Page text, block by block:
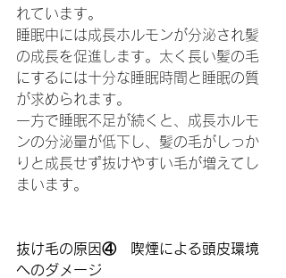
れています。
睡眠中には成長ホルモンが分泌され髪
の成長を促進します。太く長い髪の毛
にするには十分な睡眠時間と睡眠の質
が求められます。
一方で睡眠不足が続くと、成長ホルモ
ンの分泌量が低下し、髪の毛がしっか
りと成長せず抜けやすい毛が増えてし
まいます。
抜け毛の原因④　喫煙による頭皮環境
へのダメージ